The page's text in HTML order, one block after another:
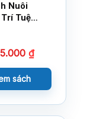
Nuôi
Tuệ
₫
sách